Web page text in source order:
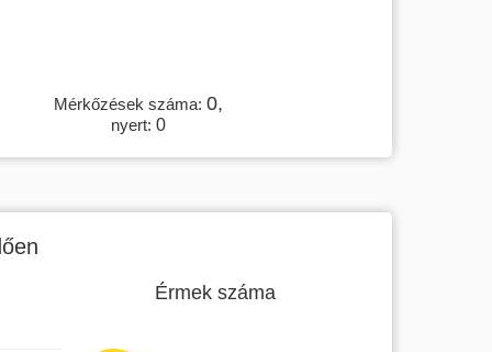
Mérkőzések száma:0,
nyert:0
Érmek száma